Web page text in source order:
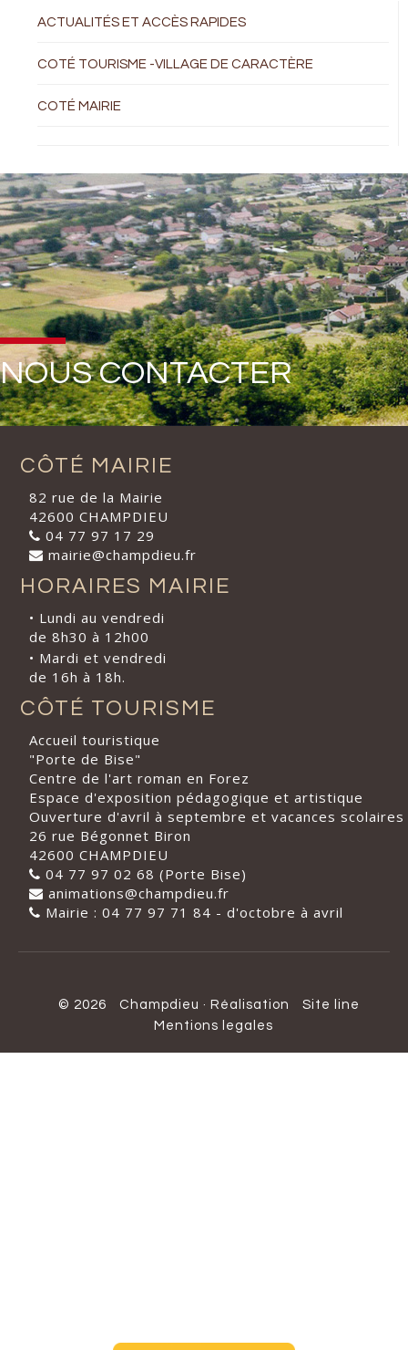
ACTUALITÉS ET ACCÈS RAPIDES
COTÉ TOURISME -VILLAGE DE CARACTÈRE
COTÉ MAIRIE
NOUS CONTACTER
CÔTÉ MAIRIE
82 rue de la Mairie
42600 CHAMPDIEU
04 77 97 17 29
mairie@champdieu.fr
HORAIRES MAIRIE
• Lundi au vendredi
de 8h30 à 12h00
• Mardi et vendredi
de 16h à 18h.
CÔTÉ TOURISME
Accueil touristique
"Porte de Bise"
Centre de l'art roman en Forez
Espace d'exposition pédagogique et artistique
Ouverture d'avril à septembre et vacances scolaires
26 rue Bégonnet Biron
42600 CHAMPDIEU
04 77 97 02 68 (Porte Bise)
animations@champdieu.fr
Mairie : 04 77 97 71 84 - d'octobre à avril
© 2026 Champdieu · Réalisation
Site line
Mentions legales